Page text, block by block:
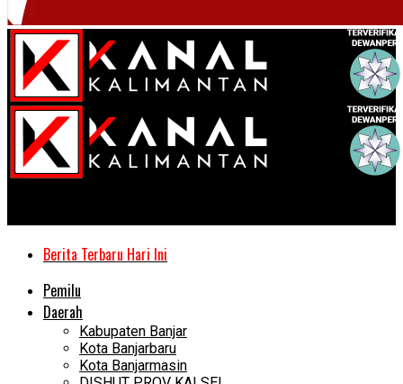
Berita Terbaru Hari Ini
Pemilu
Daerah
Kabupaten Banjar
Kota Banjarbaru
Kota Banjarmasin